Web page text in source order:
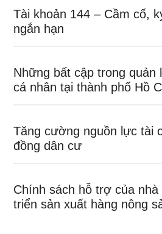
Tài khoản 144 – Cầm cố,
ngắn hạn
Những bất cập trong quản
cá nhân tại thành phố Hồ
Tăng cường nguồn lực tài
đồng dân cư
Chính sách hỗ trợ của
triển sản xuất hàng nông